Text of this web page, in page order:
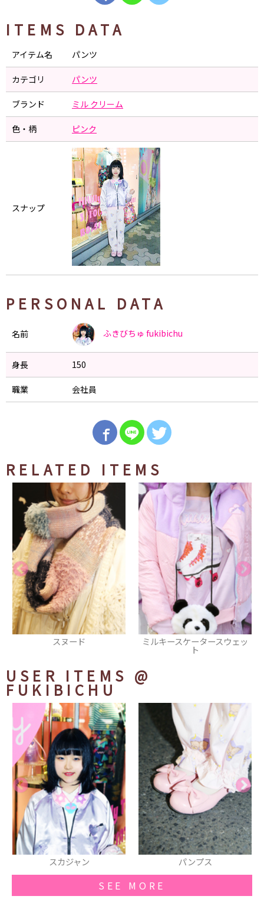
ITEMS DATA
アイテム名 パンツ
カテゴリ パンツ
ブランド ミル クリーム
色・柄 ピンク
スナップ
PERSONAL DATA
名前 ふきびちゅ fukibichu
身長 150
職業 会社員
RELATED ITEMS
ミルキースケータースウェッ パスケース
USER ITEMS @
FUKIBICHU
パンプス スマフォカバー
SEE MORE